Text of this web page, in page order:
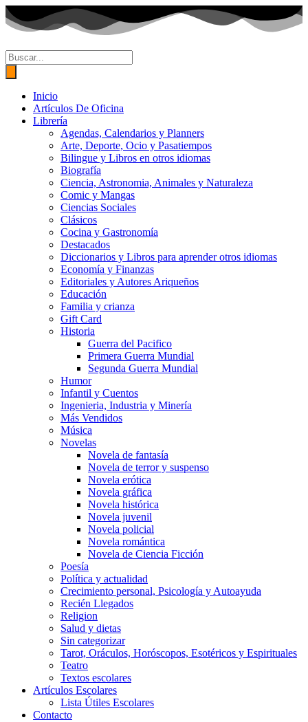
Ir
al
contenido
Búsqueda
de
productos
Inicio
Artículos De Oficina
Librería
Agendas, Calendarios y Planners
Arte, Deporte, Ocio y Pasatiempos
Bilingue y Libros en otros idiomas
Biografía
Ciencia, Astronomia, Animales y Naturaleza
Comic y Mangas
Ciencias Sociales
Clásicos
Cocina y Gastronomía
Destacados
Diccionarios y Libros para aprender otros idiomas
Economía y Finanzas
Editoriales y Autores Ariqueños
Educación
Familia y crianza
Gift Card
Historia
Guerra del Pacifico
Primera Guerra Mundial
Segunda Guerra Mundial
Humor
Infantil y Cuentos
Ingenieria, Industria y Minería
Más Vendidos
Música
Novelas
Novela de fantasía
Novela de terror y suspenso
Novela erótica
Novela gráfica
Novela histórica
Novela juvenil
Novela policial
Novela romántica
Novela de Ciencia Ficción
Poesía
Política y actualidad
Crecimiento personal, Psicología y Autoayuda
Recién Llegados
Religion
Salud y dietas
Sin categorizar
Tarot, Oráculos, Horóscopos, Esotéricos y Espirituales
Teatro
Textos escolares
Artículos Escolares
Lista Útiles Escolares
Contacto